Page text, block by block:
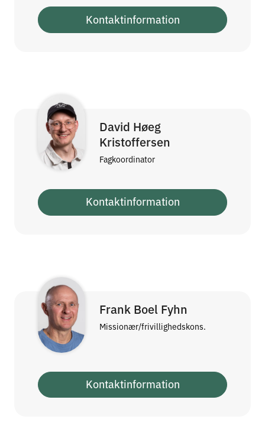
Kontaktinformation
David Høeg
Kristoffersen
Fagkoordinator
Kontaktinformation
Frank Boel Fyhn
Missionær/frivillighedskons.
Kontaktinformation